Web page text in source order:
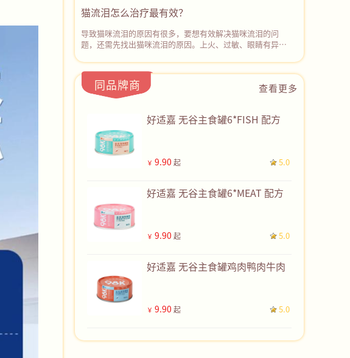
面，‌去除分泌物和污垢。然后使用抗生素眼药水或眼膏进行
院诊治。
猫流泪怎么治疗最有效？
导致猫咪流泪的原因有很多，要想有效解决猫咪流泪的问
题，还需先找出猫咪流泪的原因。上火、过敏、眼睛有异
果不确定病因且猫咪持续流眼泪，建议及时带猫咪去宠物医
院检查，根据检查结果采取对应的治疗措施，彻底解决猫咪
流泪的问题。
同品牌商 查看更多
好适嘉 无谷主食罐6*FISH 配方
￥ 9.90 起 5.0
好适嘉 无谷主食罐6*MEAT 配方
￥ 9.90 起 5.0
好适嘉 无谷主食罐鸡肉鸭肉牛肉
￥ 9.90 起 5.0